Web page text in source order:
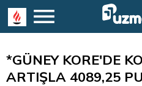
*GÜNEY KORE'DE
ARTIŞLA 4089,25